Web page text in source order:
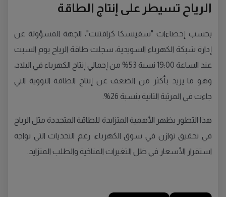
الرياح تسيطر على إنتاج الطاقة
بحسب إحصاءات "سفينسكا كرافتنت"، الجهة المسؤولة عن
إدارة شبكة الكهرباء السويدية، سجلت طاقة الرياح يوم السبت
عند الساعة 19:00 نسبة 53% من إجمالي إنتاج الكهرباء في البلاد،
وهو ما يزيد بأكثر من الضعف عن إنتاج الطاقة النووية التي
جاءت في المرتبة الثانية بنسبة 26%.
هذا التطور يظهر الأهمية المتزايدة للطاقة المتجددة مثل الرياح
في تحقيق توازن في سوق الكهرباء، رغم التحديات التي تواجه
استقرار الأسعار في ظل التغيرات المناخية والطلب المتزايد.